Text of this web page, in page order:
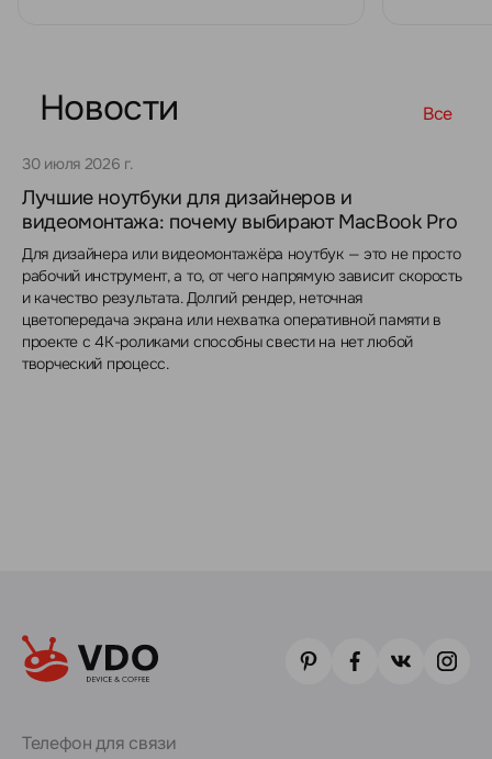
Новости Все
30 июля 2026 г.
Лучшие ноутбуки для дизайнеров и
видеомонтажа: почему выбирают MacBook Pro
Для дизайнера или видеомонтажёра ноутбук — это не просто
рабочий инструмент, а то, от чего напрямую зависит скорость
и качество результата. Долгий рендер, неточная
цветопередача экрана или нехватка оперативной памяти в
проекте с 4K-роликами способны свести на нет любой
творческий процесс.
Телефон для связи